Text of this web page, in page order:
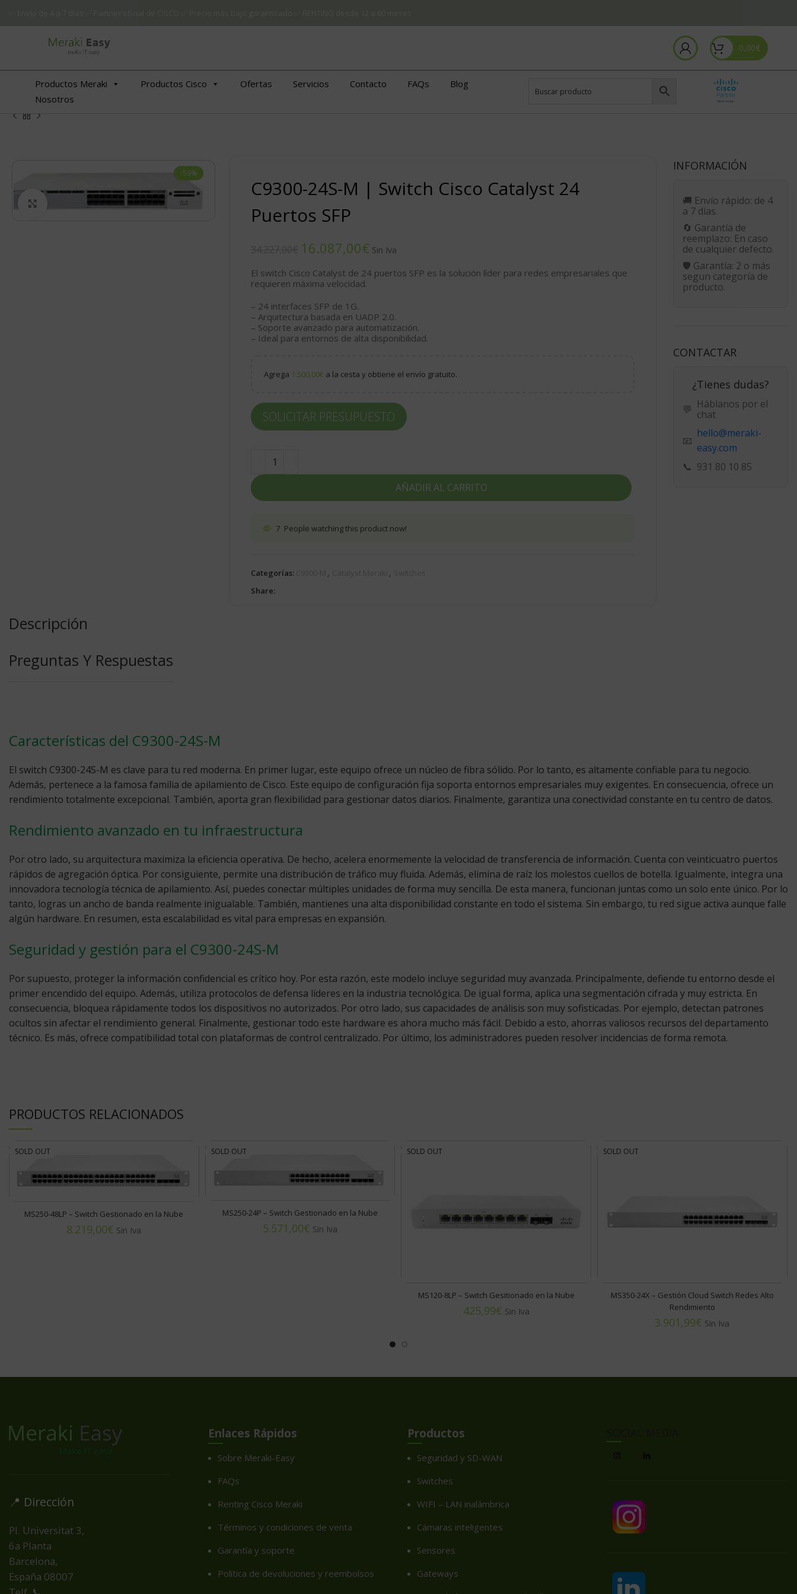
0,00€
Productos Meraki Productos Cisco Ofertas Servicios Contacto FAQs
Blog
Nosotros
-53%
Click to enlarge
C9300-24S-M | Switch Cisco Catalyst 24
Puertos SFP
16.087,00€
El switch Cisco Catalyst de 24 puertos SFP es la solución líder para redes empresariales que
requieren máxima velocidad.
– 24 interfaces SFP de 1G.
– Arquitectura basada en UADP 2.0.
– Soporte avanzado para automatización.
– Ideal para entornos de alta disponibilidad.
Agrega 1.500,00€ a la cesta y obtiene el envío gratuito.
AÑADIR AL CARRITO
SOLICITAR PRESUPUESTO
7 People watching this product now!
Categorías:
Share:
INFORMACIÓN
🚚 Envío rápido: de 4
a 7 días.
🔄 Garantía de
reemplazo: En caso
de cualquier defecto.
🛡️ Garantía: 2 o más
segun categoría de
producto.
CONTACTAR
¿Tienes dudas?
💬 Háblanos por el
chat
📧
hello@meraki-
easy.com
📞 931 80 10 85
Descripción
Preguntas Y Respuestas
Características del C9300-24S-M
El switch C9300-24S-M es clave para tu red moderna. En primer lugar, este equipo ofrece un núcleo de fibra sólido. Por lo tanto, es altamente confiable para tu negocio.
Además, pertenece a la famosa familia de apilamiento de Cisco. Este equipo de configuración fija soporta entornos empresariales muy exigentes. En consecuencia, ofrece un
rendimiento totalmente excepcional. También, aporta gran flexibilidad para gestionar datos diarios. Finalmente, garantiza una conectividad constante en tu centro de datos.
Rendimiento avanzado en tu infraestructura
Por otro lado, su arquitectura maximiza la eficiencia operativa. De hecho, acelera enormemente la velocidad de transferencia de información. Cuenta con veinticuatro puertos
rápidos de agregación óptica. Por consiguiente, permite una distribución de tráfico muy fluida. Además, elimina de raíz los molestos cuellos de botella. Igualmente, integra una
innovadora tecnología técnica de apilamiento. Así, puedes conectar múltiples unidades de forma muy sencilla. De esta manera, funcionan juntas como un solo ente único. Por lo
tanto, logras un ancho de banda realmente inigualable. También, mantienes una alta disponibilidad constante en todo el sistema. Sin embargo, tu red sigue activa aunque falle
algún hardware. En resumen, esta escalabilidad es vital para empresas en expansión.
Seguridad y gestión para el C9300-24S-M
Por supuesto, proteger la información confidencial es crítico hoy. Por esta razón, este modelo incluye seguridad muy avanzada. Principalmente, defiende tu entorno desde el
primer encendido del equipo. Además, utiliza protocolos de defensa líderes en la industria tecnológica. De igual forma, aplica una segmentación cifrada y muy estricta. En
consecuencia, bloquea rápidamente todos los dispositivos no autorizados. Por otro lado, sus capacidades de análisis son muy sofisticadas. Por ejemplo, detectan patrones
ocultos sin afectar el rendimiento general. Finalmente, gestionar todo este hardware es ahora mucho más fácil. Debido a esto, ahorras valiosos recursos del departamento
técnico. Es más, ofrece compatibilidad total con plataformas de control centralizado. Por último, los administradores pueden resolver incidencias de forma remota.
PRODUCTOS RELACIONADOS
SOLD OUT
MS250-48LP – Switch Gestionado en la Nube
€
SOLD OUT
MS250-24P – Switch Gestionado en la Nube
€
SOLD OUT
MS120-8LP – Switch Gesitionado en la Nube
€
SOLD OUT
MS350-24X – Gestión Cloud Switch Redes Alto
Rendimiento
€
📍 Dirección
Pl. Universitat 3,
6a Planta
Barcelona,
España 08007
Enlaces Rápidos
Sobre Meraki-Easy
FAQs
Renting Cisco Meraki
Términos y condiciones de venta
Garantía y soporte
Política de devoluciones y reembolsos
Productos
Seguridad y SD-WAN
Switches
WIFI – LAN inalámbrica
Cámaras inteligentes
Sensores
Gateways